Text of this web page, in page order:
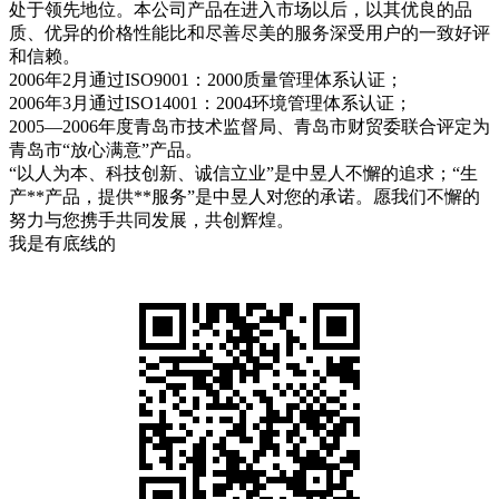
处于领先地位。本公司产品在进入市场以后，以其优良的品
质、优异的价格性能比和尽善尽美的服务深受用户的一致好评
和信赖。
2006年2月通过ISO9001：2000质量管理体系认证；
2006年3月通过ISO14001：2004环境管理体系认证；
2005—2006年度青岛市技术监督局、青岛市财贸委联合评定为
青岛市“放心满意”产品。
“以人为本、科技创新、诚信立业”是中昱人不懈的追求；“生
产**产品，提供**服务”是中昱人对您的承诺。愿我们不懈的
努力与您携手共同发展，共创辉煌。
我是有底线的